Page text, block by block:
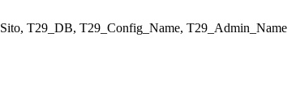
T29_DB, T29_Config_Name, T29_Admin_Name